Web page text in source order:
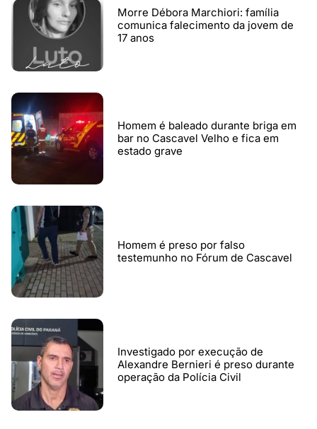
Morre Débora Marchiori: família
comunica falecimento da jovem de
17 anos
Homem é baleado durante briga em
bar no Cascavel Velho e fica em
estado grave
Homem é preso por falso
testemunho no Fórum de Cascavel
Investigado por execução de
Alexandre Bernieri é preso durante
operação da Polícia Civil